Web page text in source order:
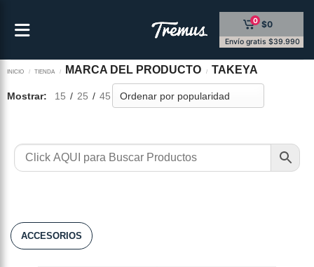
0 $0
Envío gratis $39.990
INICIO / TIENDA / MARCA DEL PRODUCTO / TAKEYA
Mostrar: 15 / 25 / 45
ACCESORIOS